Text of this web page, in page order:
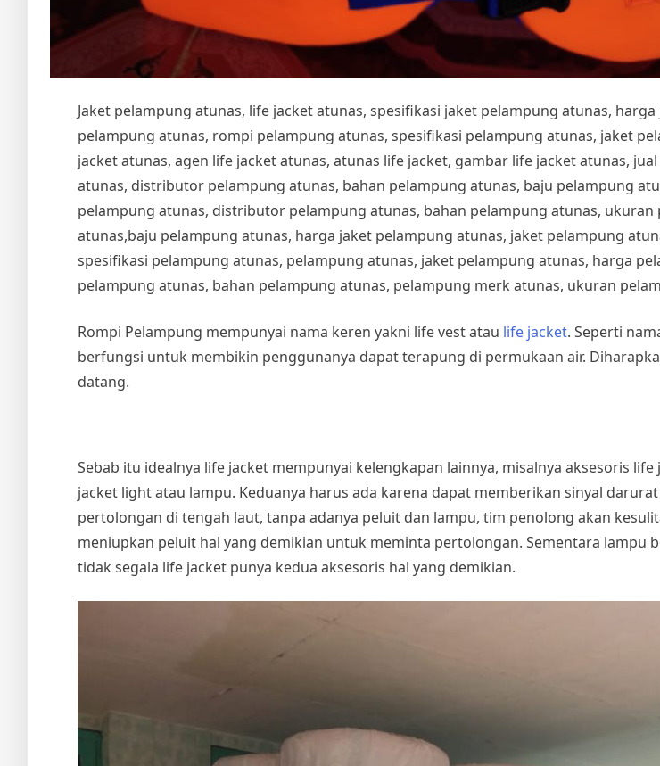
Jaket pelampung atunas, life jacket atunas, spesifikasi jaket pelampung atunas,
pelampung atunas, rompi pelampung atunas, spesifikasi pelampung atunas, jaket
jacket atunas, agen life jacket atunas, atunas life jacket, gambar life jacket atunas,
atunas, distributor pelampung atunas, bahan pelampung atunas, baju pelampung
pelampung atunas, distributor pelampung atunas, bahan pelampung atunas,
atunas,baju pelampung atunas, harga jaket pelampung atunas, jaket pelampung
spesifikasi pelampung atunas, pelampung atunas, jaket pelampung atunas, harga
pelampung atunas, bahan pelampung atunas, pelampung merk atunas, ukuran
Rompi Pelampung mempunyai nama keren yakni life vest atau life jacket. Seperti
berfungsi untuk membikin penggunanya dapat terapung di permukaan air.
datang.
Sebab itu idealnya life jacket mempunyai kelengkapan lainnya, misalnya aksesoris
jacket light atau lampu. Keduanya harus ada karena dapat memberikan sinyal
pertolongan di tengah laut, tanpa adanya peluit dan lampu, tim penolong akan
meniupkan peluit hal yang demikian untuk meminta pertolongan. Sementara lampu
tidak segala life jacket punya kedua aksesoris hal yang demikian.